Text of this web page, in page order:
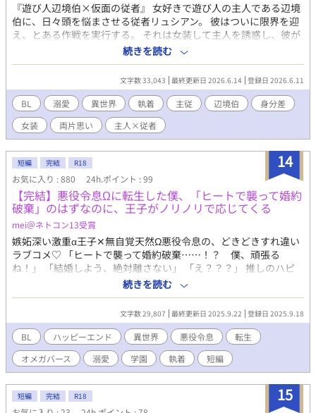
『遊び人辺境伯×仮面の従者』 女好きで遊び人の主人である辺境
伯に、日々頭を悩まさせる従者リュシアン。 彼はついに限界を迎
え、とある作戦を実行する。 それは女装して主人を誘惑し、彼が
盛り上がったところで「実は自分が男だ」とばらして痛い目にあ
わせるというもの。 計画はあれよあれよと順調に進み、リュシア
ンは主人にベッドへ連れ込まれる。 そこで、意気揚々と自分の性
別を暴露してみたのだが――。 「君が男だっていうのは、最初か
ら分かっていた」 「……はっ！？」 リュシアンは混乱したまま初
めてを奪われ、しかも夜が明けるまで何度も抱かれ続けた。 そし
てその翌日から、主人の様子が完全におかしくて――？ 無自覚執
着系の遊び人領主攻めと、毒舌だけど実は主人大好きな従者受
け。
続きを読む
文字数 33,043 最終更新日 2026.6.14 登録日 2026.6.11
BL 溺愛 異世界 執着 主従 辺境伯
身分差
女装
両片思い 主人×従者
14
短編 完結 R18
お気に入り : 880 24h.ポイント : 99
【完結】悪役令息Ωに転生した僕、「ヒートで襲って婚約
破棄」のはずなのに、王子がノリノリで応じてくる
mei＠ネトコン13受賞
嫉妬深い激重α王子✕無自覚天然Ω悪役令息の、どきどきすれ違い
ラブコメ♡ 「ヒートで襲って婚約破棄……！？ 僕、頑張る
ね！」 「結婚しよう、絶対離さない」 「え？？？」 推しのハピ
エンのために、主人公とくっつけようとしただけなのに！！ なぜ
か僕が押し倒されちゃってる！？ オメガバースBLゲームの世界に
転生した僕は、悪役令息Ωのアレン・ヴァーミリアだった。 ”推
し”の王子・フレッドを幸せにするために、ゲームの主人公・ニコ
ラとくっつけようと頑張っていた。 次第にフレッドは機嫌が悪く
なって、監視も激しくなって、「俺以外と喋るな」って言われちゃ
って……。 ゲームのラストは「ヒートになったアレンがフレッド
に媚薬効果のある魔法をかけ、襲う」 だから、僕は全力で叶えよ
うとした。 フレッドは誘惑に打ち勝って、僕に婚約破棄を告げる
ーーー ……ハズなのに。 「やっとアレンと番になれるんだな」
続きを読む
文字数 29,807 最終更新日 2025.9.22 登録日 2025.9.18
BL ハッピーエンド 異世界 悪役令息
転生
オメガバース
溺愛 学園 執着 短編
15
短編 完結 R18